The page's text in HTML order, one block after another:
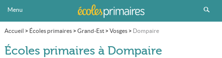
Menu
Accueil > Écoles primaires> Grand-Est> Vosges> Dompaire
Écoles primaires à Dompaire